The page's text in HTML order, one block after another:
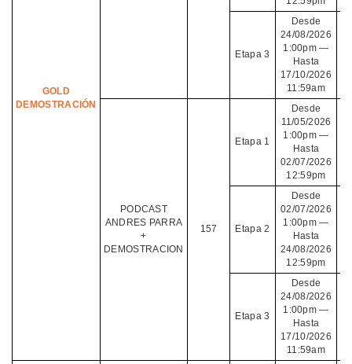
GOLD
DEMOSTRACIÓN
Etapa 3
Desde
24/08/2026
1:00pm —
Hasta
17/10/2026
11:59am
PODCAST
ANDRES PARRA
+
DEMOSTRACION
157
Etapa 1
Desde
11/05/2026
1:00pm —
Hasta
02/07/2026
12:59pm
Etapa 2
Desde
02/07/2026
1:00pm —
Hasta
24/08/2026
12:59pm
Etapa 3
Desde
24/08/2026
1:00pm —
Hasta
17/10/2026
11:59am